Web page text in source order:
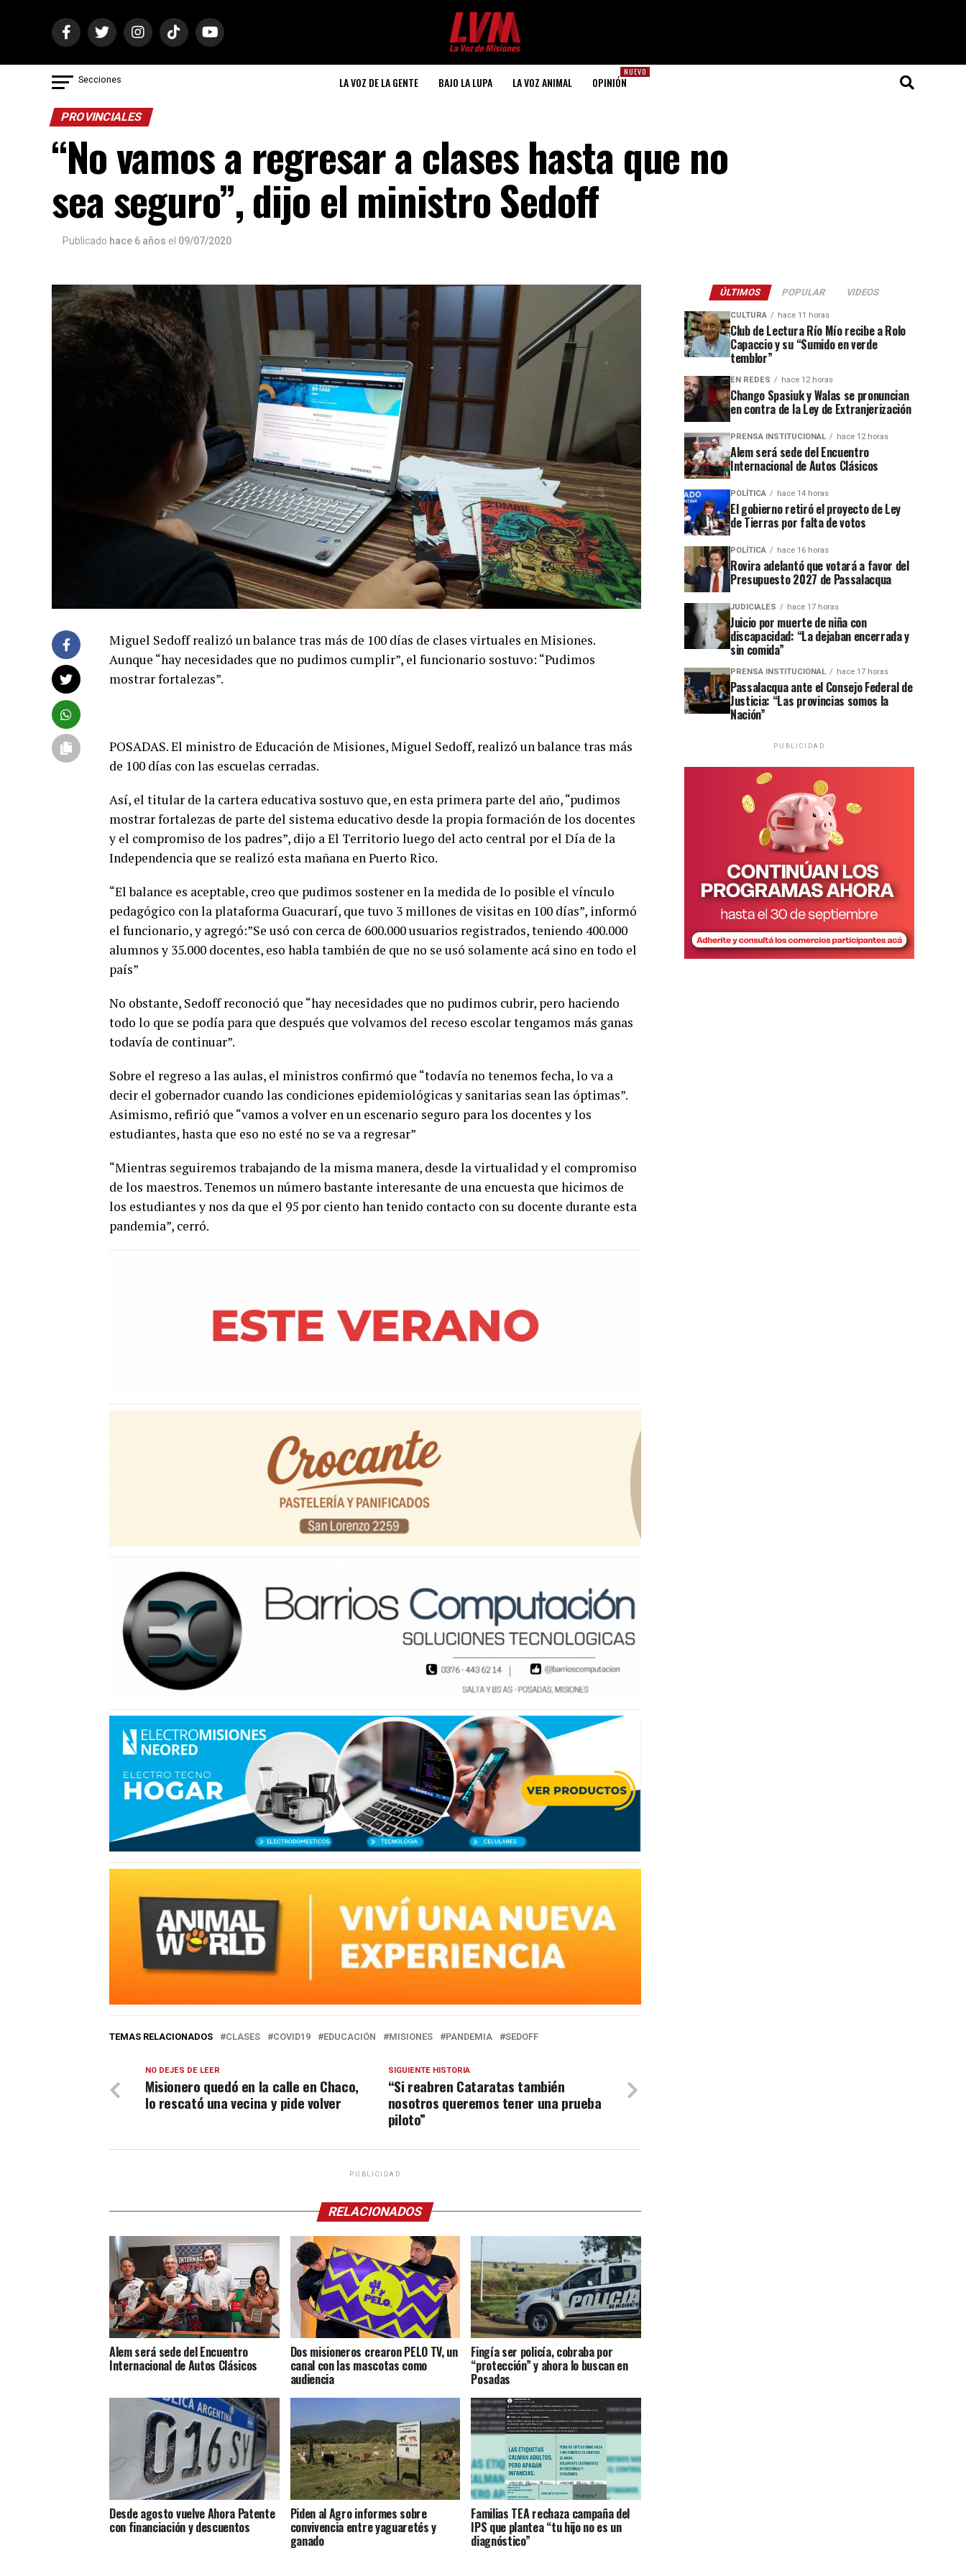
Secciones LA VOZ DE LA GENTE BAJO LA LUPA LA VOZ ANIMAL
NUEVO
OPINIÓN
PROVINCIALES
“No vamos a regresar a clases hasta que no
sea seguro”, dijo el ministro Sedoff
Publicado hace 6 años el 09/07/2020
Miguel Sedoff realizó un balance tras más de 100 días de clases virtuales en Misiones.
Aunque “hay necesidades que no pudimos cumplir”, el funcionario sostuvo: “Pudimos
mostrar fortalezas”.
POSADAS. El ministro de Educación de Misiones, Miguel Sedoff, realizó un balance tras más
de 100 días con las escuelas cerradas.
Así, el titular de la cartera educativa sostuvo que, en esta primera parte del año, “pudimos
mostrar fortalezas de parte del sistema educativo desde la propia formación de los docentes
y el compromiso de los padres”, dijo a El Territorio luego del acto central por el Día de la
Independencia que se realizó esta mañana en Puerto Rico.
“El balance es aceptable, creo que pudimos sostener en la medida de lo posible el vínculo
pedagógico con la plataforma Guacurarí, que tuvo 3 millones de visitas en 100 días”, informó
el funcionario, y agregó:”Se usó con cerca de 600.000 usuarios registrados, teniendo 400.000
alumnos y 35.000 docentes, eso habla también de que no se usó solamente acá sino en todo el
país”
No obstante, Sedoff reconoció que “hay necesidades que no pudimos cubrir, pero haciendo
todo lo que se podía para que después que volvamos del receso escolar tengamos más ganas
todavía de continuar”.
Sobre el regreso a las aulas, el ministros confirmó que “todavía no tenemos fecha, lo va a
decir el gobernador cuando las condiciones epidemiológicas y sanitarias sean las óptimas”.
Asimismo, refirió que “vamos a volver en un escenario seguro para los docentes y los
estudiantes, hasta que eso no esté no se va a regresar”
“Mientras seguiremos trabajando de la misma manera, desde la virtualidad y el compromiso
de los maestros. Tenemos un número bastante interesante de una encuesta que hicimos de
los estudiantes y nos da que el 95 por ciento han tenido contacto con su docente durante esta
pandemia”, cerró.
TEMAS RELACIONADOS CLASES COVID19 EDUCACIÓN MISIONES PANDEMIA SEDOFF
SIGUIENTE HISTORIA
“Si reabren Cataratas también
nosotros queremos tener una prueba
piloto”
NO DEJES DE LEER
Misionero quedó en la calle en Chaco,
lo rescató una vecina y pide volver
PUBLICIDAD
RELACIONADOS
Alem será sede del Encuentro
Internacional de Autos Clásicos
Dos misioneros crearon PELO TV, un
canal con las mascotas como
audiencia
Fingía ser policía, cobraba por
“protección” y ahora lo buscan en
Posadas
Desde agosto vuelve Ahora Patente
con financiación y descuentos
Piden al Agro informes sobre
convivencia entre yaguaretés y
ganado
Familias TEA rechaza campaña del
IPS que plantea “tu hijo no es un
diagnóstico”
ÚLTIMOS POPULAR VIDEOS
CULTURA hace 11 horas
Club de Lectura Río Mío recibe a Rolo
Capaccio y su “Sumido en verde
temblor”
EN REDES hace 12 horas
Chango Spasiuk y Walas se pronuncian
en contra de la Ley de Extranjerización
PRENSA INSTITUCIONAL hace 12 horas
Alem será sede del Encuentro
Internacional de Autos Clásicos
POLÍTICA hace 14 horas
El gobierno retiró el proyecto de Ley
de Tierras por falta de votos
POLÍTICA hace 16 horas
Rovira adelantó que votará a favor del
Presupuesto 2027 de Passalacqua
JUDICIALES hace 17 horas
Juicio por muerte de niña con
discapacidad: “La dejaban encerrada y
sin comida”
PRENSA INSTITUCIONAL hace 17 horas
Passalacqua ante el Consejo Federal de
Justicia: “Las provincias somos la
Nación”
PUBLICIDAD